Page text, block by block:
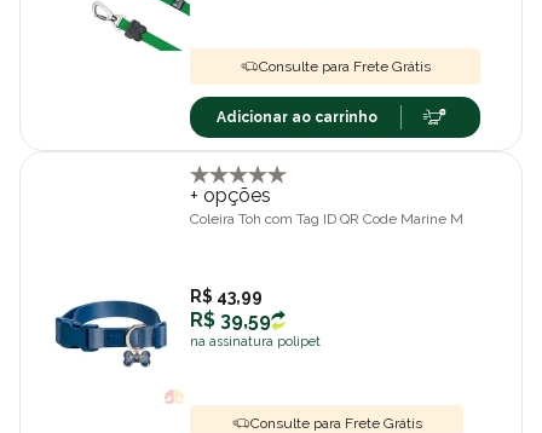
Consulte para Frete Grátis
Adicionar ao carrinho
+ opções
Coleira Toh com Tag ID QR Code Marine M
R$ 43,99
R$ 39,59
na assinatura polipet
Consulte para Frete Grátis